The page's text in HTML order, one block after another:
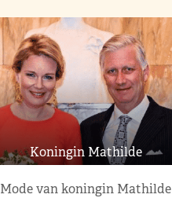
Koningin Mathilde
Mode van koningin Mathilde